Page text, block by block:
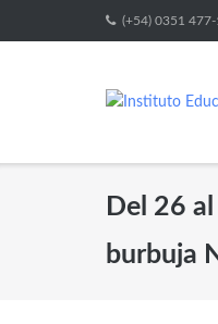
(+54) 0351
Del 26
burbuja